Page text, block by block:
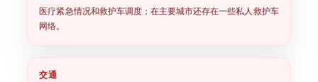
医疗紧急情况和救护车调度；在主要城市还存在一些私人救护车
网络。
交通